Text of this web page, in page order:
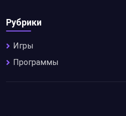
Рубрики
Игры
Программы